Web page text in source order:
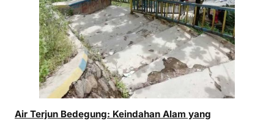
Air Terjun Bedegung: Keindahan Alam yang